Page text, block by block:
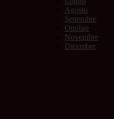
Agosto
Settembre
Ottobre
Novembre
Dicembre